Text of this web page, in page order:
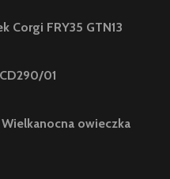
Corgi FRY35 GTN13
01
owieczka